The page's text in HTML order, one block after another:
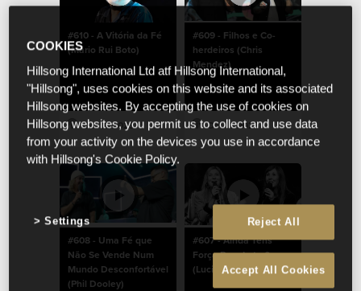
#610 - A Vitória da Fé
(Mário Rui Boto)
Oct 16 2023
#609 - Filhos e Co-
herdeiros (Chris
Mendez)
Oct 16 2023
#608 - Uma Fé que
Não Se Vende Num
Mundo Desconfortável
(Phil Dooley)
#607 - Ainda Tens
Força Para Lutar?
(Lucinda Dooley)
COOKIES
Hillsong International Ltd atf Hillsong International,
"Hillsong", uses cookies on this website and its associated
Hillsong websites. By accepting the use of cookies on
Hillsong websites, you permit us to collect and use data
from your activity on the devices you use in accordance
with Hillsong's Cookie Policy.
Reject All
Accept All Cookies
Settings